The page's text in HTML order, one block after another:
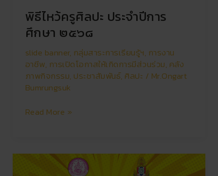
พิธีไหว้ครูศิลปะ ประจำปีการ
ศึกษา ๒๕๖๘
slide banner, กลุ่มสาระการเรียนรู้ฯ, การงาน
อาชีพ, การเปิดโอกาสให้เกิดการมีส่วนร่วม, คลัง
ภาพกิจกรรม, ประชาสัมพันธ์, ศิลปะ / Mr.Ongart
Bumrungsuk
Read More »
กิจกรรม